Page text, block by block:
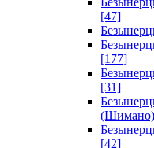
[47]
[177]
[31]
(Шимано)
[42]